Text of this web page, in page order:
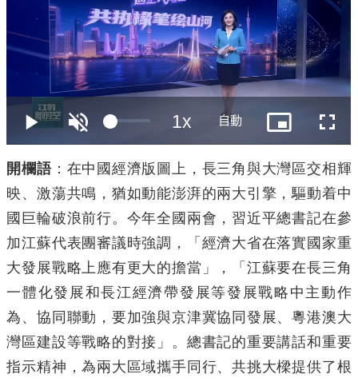
開欄語：在中國經濟版圖上，長三角與大灣區交相輝
映、激蕩共鳴，猶如動能澎湃的兩大引擎，驅動着中
國巨輪破浪前行。今年全國兩會，習近平總書記在參
加江蘇代表團審議時強調，「經濟大省在落實國家重
大發展戰略上應有更大的擔當」，「江蘇要在長三角
一體化發展和長江經濟帶發展等發展戰略中主動作
為、協同聯動，要加強與京津冀協同發展、粵港澳大
灣區建設等戰略的對接」。總書記的重要講話和重要
指示精神，為兩大區域攜手同行、共挑大樑提供了根